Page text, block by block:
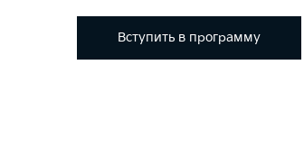
Вступить в программу